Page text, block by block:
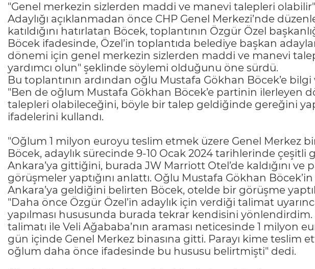
"Genel merkezin sizlerden maddi ve manevi talepleri olabilir"
Adaylığı açıklanmadan önce CHP Genel Merkezi’nde
katıldığını hatırlatan Böcek, toplantının Özgür Özel
Böcek ifadesinde, Özel’in toplantıda belediye başkan
dönemi için genel merkezin sizlerden maddi ve manevi
yardımcı olun" şeklinde söylemi olduğunu öne sürdü.
Bu toplantının ardından oğlu Mustafa Gökhan Böcek’e
"Ben de oğlum Mustafa Gökhan Böcek’e partinin ilerleyen
talepleri olabileceğini, böyle bir talep geldiğinde gereğini
ifadelerini kullandı.
"Oğlum 1 milyon euroyu teslim etmek üzere Genel Merkez
Böcek, adaylık sürecinde 9-10 Ocak 2024 tarihlerinde
Ankara’ya gittiğini, burada JW Marriott Otel’de kaldığını ve
görüşmeler yaptığını anlattı. Oğlu Mustafa Gökhan Böcek’in
Ankara’ya geldiğini belirten Böcek, otelde bir görüşme
"Daha önce Özgür Özel’in adaylık için verdiği talimat
yapılması hususunda burada tekrar kendisini yönlendirdim.
talimatı ile Veli Ağababa’nın araması neticesinde 1 milyon
gün içinde Genel Merkez binasına gitti. Parayı kime teslim
oğlum daha önce ifadesinde bu hususu belirtmişti" dedi.